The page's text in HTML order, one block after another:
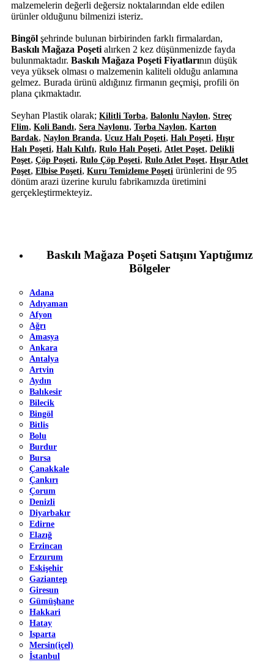
malzemelerin değerli değersiz noktalarından elde edilen
ürünler olduğunu bilmenizi isteriz.
Bingöl şehrinde bulunan birbirinden farklı firmalardan,
Baskılı Mağaza Poşeti alırken 2 kez düşünmenizde fayda
bulunmaktadır. Baskılı Mağaza Poşeti Fiyatlarının düşük
veya yüksek olması o malzemenin kaliteli olduğu anlamına
gelmez. Burada ürünü aldığınız firmanın geçmişi, profili ön
plana çıkmaktadır.
Seyhan Plastik olarak; Kilitli Torba, Balonlu Naylon, Streç
Flim, Koli Bandı, Sera Naylonu, Torba Naylon, Karton
Bardak, Naylon Branda, Ucuz Halı Poşeti, Halı Poşeti, Hışır
Halı Poşeti, Halı Kılıfı, Rulo Halı Poşeti, Atlet Poşet, Delikli
Poşet, Çöp Poşeti, Rulo Çöp Poşeti, Rulo Atlet Poşet, Hışır Atlet
Poşet, Elbise Poşeti, Kuru Temizleme Poşeti ürünlerini de 95
dönüm arazi üzerine kurulu fabrikamızda üretimini
gerçekleştirmekteyiz.
Baskılı Mağaza Poşeti Satışını Yaptığımız
Bölgeler
Adana
Adıyaman
Afyon
Ağrı
Amasya
Ankara
Antalya
Artvin
Aydın
Balıkesir
Bilecik
Bingöl
Bitlis
Bolu
Burdur
Bursa
Çanakkale
Çankırı
Çorum
Denizli
Diyarbakır
Edirne
Elazığ
Erzincan
Erzurum
Eskişehir
Gaziantep
Giresun
Gümüşhane
Hakkari
Hatay
Isparta
Mersin(içel)
İstanbul